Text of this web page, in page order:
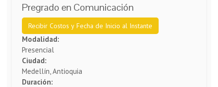
Pregrado en Comunicación
Recibir Costos y Fecha de Inicio al Instante
Modalidad:
Presencial
Ciudad:
Medellín, Antioquia
Duración: